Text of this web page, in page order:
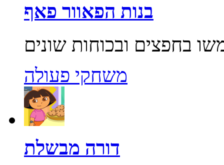
בנות הפאוור פאף
משחקי פעולה
דורה מבשלת